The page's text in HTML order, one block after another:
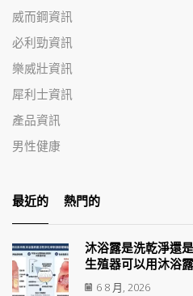
威而鋼資訊
必利勁資訊
樂威壯資訊
犀利士資訊
產品資訊
男性健康
最近的 熱門的
沐浴露是洗乾淨還
生殖器可以用沐浴
6 8 月, 2026